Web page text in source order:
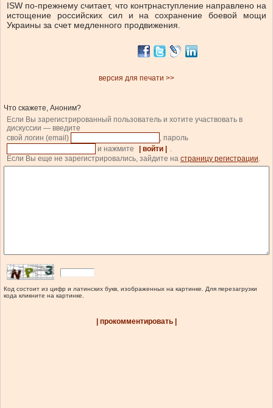
ISW по-прежнему считает, что контрнаступление направлено на
истощение российских сил и на сохранение боевой мощи
Украины за счет медленного продвижения.
версия для печати >>
Что скажете, Аноним?
Если Вы зарегистрированный пользователь и хотите участвовать в
дискуссии — введите
свой логин (email)
, пароль
и нажмите
| войти |
.
Если Вы еще не зарегистрировались, зайдите на страницу регистрации.
Код состоит из цифр и латинских букв, изображенных на картинке. Для перезагрузки
кода кликните на картинке.
| прокомментировать |